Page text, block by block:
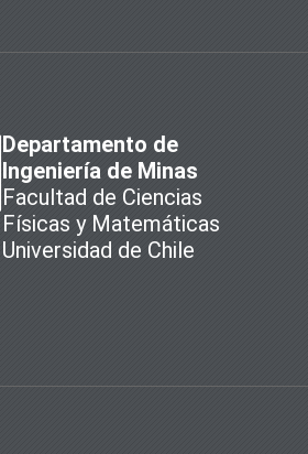
Departamento de
Ingeniería de Minas
Facultad de Ciencias
Físicas y Matemáticas
Universidad de Chile